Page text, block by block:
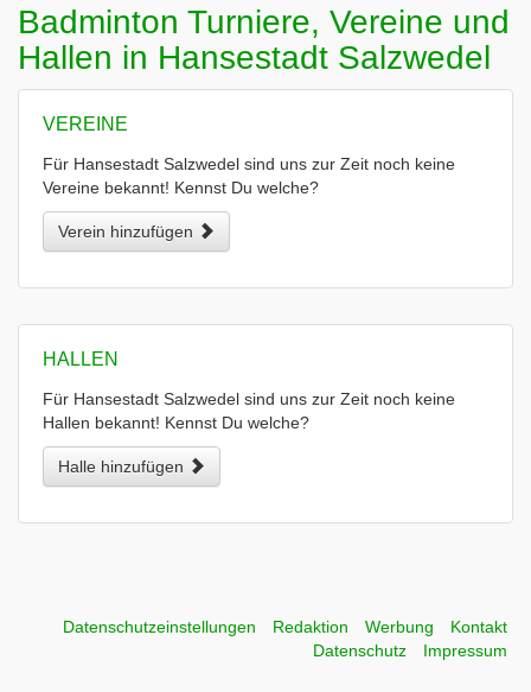
Badminton Turniere, Vereine und
Hallen in Hansestadt Salzwedel
VEREINE
Für Hansestadt Salzwedel sind uns zur Zeit noch keine
Vereine bekannt! Kennst Du welche?
Verein hinzufügen
HALLEN
Für Hansestadt Salzwedel sind uns zur Zeit noch keine
Hallen bekannt! Kennst Du welche?
Halle hinzufügen
Datenschutzeinstellungen Redaktion Werbung
Kontakt
Datenschutz
Impressum